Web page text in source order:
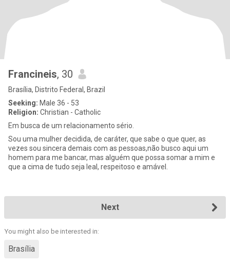
Francineis, 30
Brasília, Distrito Federal, Brazil
Seeking: Male 36 - 53
Religion: Christian - Catholic
Em busca de um relacionamento sério.
Sou uma mulher decidida, de caráter, que sabe o que quer, as
vezes sou sincera demais com as pessoas,não busco aqui um
homem para me bancar, mas alguém que possa somar a mim e
que a cima de tudo seja leal, respeitoso e amável.
Next
You might also be interested in:
Brasília